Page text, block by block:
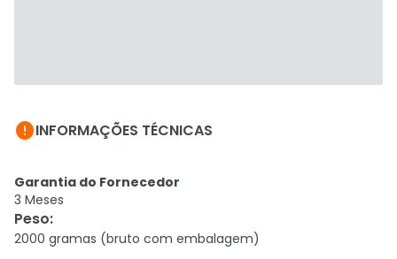
INFORMAÇÕES TÉCNICAS
Garantia do Fornecedor
3 Meses
Peso:
2000 gramas (bruto com embalagem)